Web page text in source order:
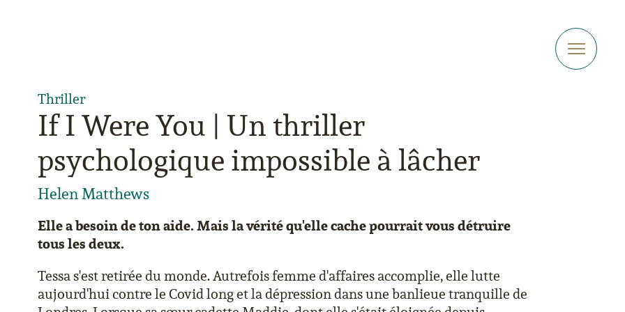
If I Were You | Un thriller
psychologique impossible à lâcher
Helen Matthews
Thriller
Elle a besoin de ton aide. Mais la vérité qu'elle cache pourrait vous détruire
tous les deux.
Tessa s'est retirée du monde. Autrefois femme d'affaires accomplie, elle lutte
aujourd'hui contre le Covid long et la dépression dans une banlieue tranquille de